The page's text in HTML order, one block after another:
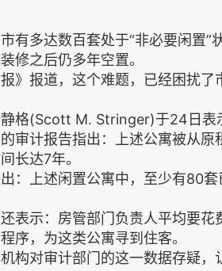
有多达数百套处于“非必要闲置
修之后仍多年空置。
》报道，这个难题，已经困扰了
格(Scott M. Stringer)于24日表
审计报告指出：上述公寓被从原
长达7年。
：上述闲置公寓中，至少有80套
表示：房管部门负责人平均要
序，为这类公寓寻到住客。
构对审计部门的这一数据存疑，